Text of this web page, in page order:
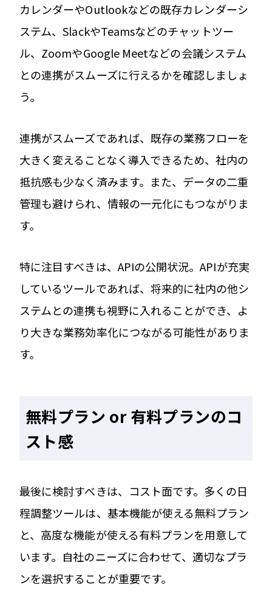
カレンダーやOutlookなどの既存カレンダーシ
ステム、SlackやTeamsなどのチャットツー
ル、ZoomやGoogle Meetなどの会議システム
との連携がスムーズに行えるかを確認しましょ
う。
連携がスムーズであれば、既存の業務フローを
大きく変えることなく導入できるため、社内の
抵抗感も少なく済みます。また、データの二重
管理も避けられ、情報の一元化にもつながりま
す。
特に注目すべきは、APIの公開状況。APIが充実
しているツールであれば、将来的に社内の他シ
ステムとの連携も視野に入れることができ、よ
り大きな業務効率化につながる可能性がありま
す。
無料プラン or 有料プランのコ
スト感
最後に検討すべきは、コスト面です。多くの日
程調整ツールは、基本機能が使える無料プラン
と、高度な機能が使える有料プランを用意して
います。自社のニーズに合わせて、適切なプラ
ンを選択することが重要です。